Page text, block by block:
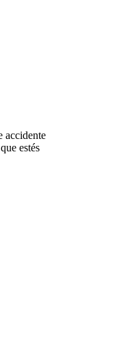
accidente
estés